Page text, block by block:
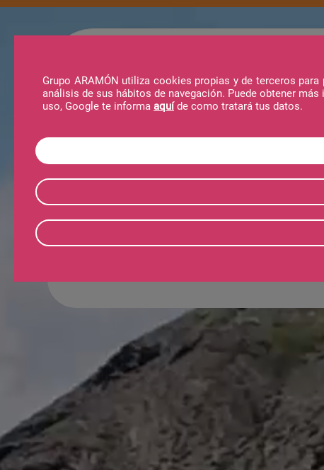
Grupo ARAMÓN utiliza cookies propias y de terceros
análisis de sus hábitos de navegación. Puede obtener
uso, Google te informa aquíde como tratará tus datos.
La Estación Actividades
Reservar
Hotel
Reservar
Actividades
alojamiento